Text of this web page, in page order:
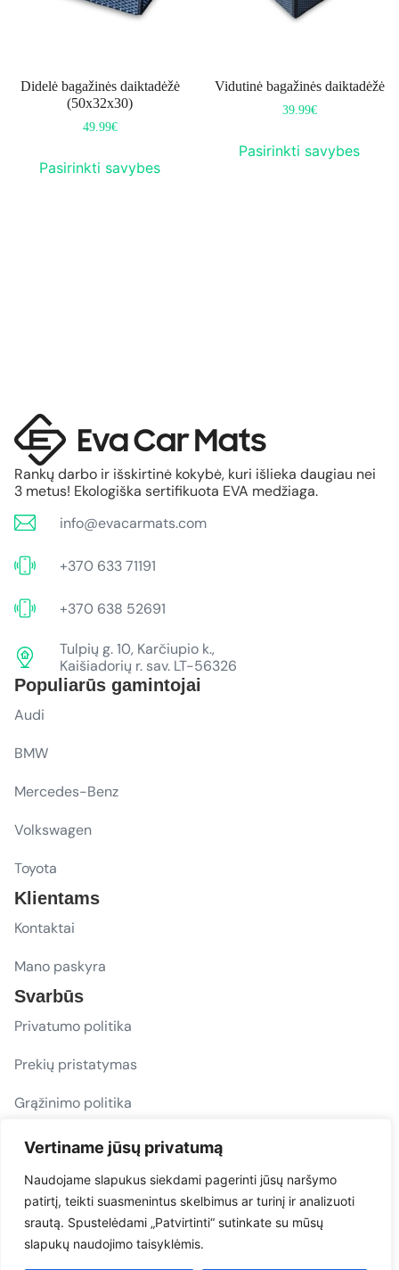
Vertiname jūsų privatumą
Naudojame slapukus siekdami pagerinti jūsų naršymo
patirtį, teikti suasmenintus skelbimus ar turinį ir analizuoti
srautą. Spustelėdami „Patvirtinti“ sutinkate su mūsų
slapukų naudojimo taisyklėmis.
Didelė bagažinės daiktadėžė
(50x32x30)
49.99€
Pasirinkti savybes
Vidutinė bagažinės daiktadėžė
39.99€
Pasirinkti savybes
Rankų darbo ir išskirtinė kokybė, kuri išlieka daugiau nei
3 metus! Ekologiška sertifikuota EVA medžiaga.
info@evacarmats.com
+370 633 71191
+370 638 52691
Tulpių g. 10, Karčiupio k.,
Kaišiadorių r. sav. LT-56326
Populiarūs gamintojai
Audi
BMW
Mercedes-Benz
Volkswagen
Toyota
Klientams
Kontaktai
Mano paskyra
Svarbūs
Privatumo politika
Prekių pristatymas
Grąžinimo politika
D. U. K.
Sekite mus
evacarmats
© Copyright 2026 | Eva Car Mats